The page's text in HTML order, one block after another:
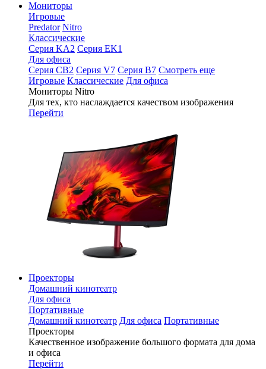
Мониторы
Игровые
Predator Nitro
Классические
Серия KA2 Серия EK1
Для офиса
Серия CB2 Серия V7 Серия B7 Смотреть еще
Игровые Классические Для офиса
Мониторы Nitro
Для тех, кто наслаждается качеством изображения
Перейти
Проекторы
Домашний кинотеатр
Для офиса
Портативные
Домашний кинотеатр Для офиса Портативные
Проекторы
Качественное изображение большого формата для дома
и офиса
Перейти